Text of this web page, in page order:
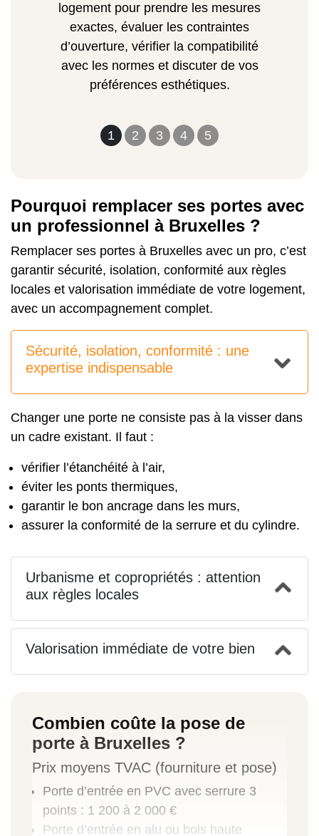
1 2 3 4 5
logement pour prendre les mesures
exactes, évaluer les contraintes
d’ouverture, vérifier la compatibilité
avec les normes et discuter de vos
préférences esthétiques.
Pourquoi remplacer ses portes avec
un professionnel à Bruxelles ?
Remplacer ses portes à Bruxelles avec un pro, c’est
garantir sécurité, isolation, conformité aux règles
locales et valorisation immédiate de votre logement,
avec un accompagnement complet.
Sécurité, isolation, conformité : une
expertise indispensable
Changer une porte ne consiste pas à la visser dans
un cadre existant. Il faut :
vérifier l’étanchéité à l’air,
éviter les ponts thermiques,
garantir le bon ancrage dans les murs,
assurer la conformité de la serrure et du cylindre.
Urbanisme et copropriétés : attention
aux règles locales
Valorisation immédiate de votre bien
Combien coûte la pose de
porte à Bruxelles ?
Prix moyens TVAC (fourniture et pose)
Porte d’entrée en PVC avec serrure 3
points : 1 200 à 2 000 €
Porte d’entrée en alu ou bois haute